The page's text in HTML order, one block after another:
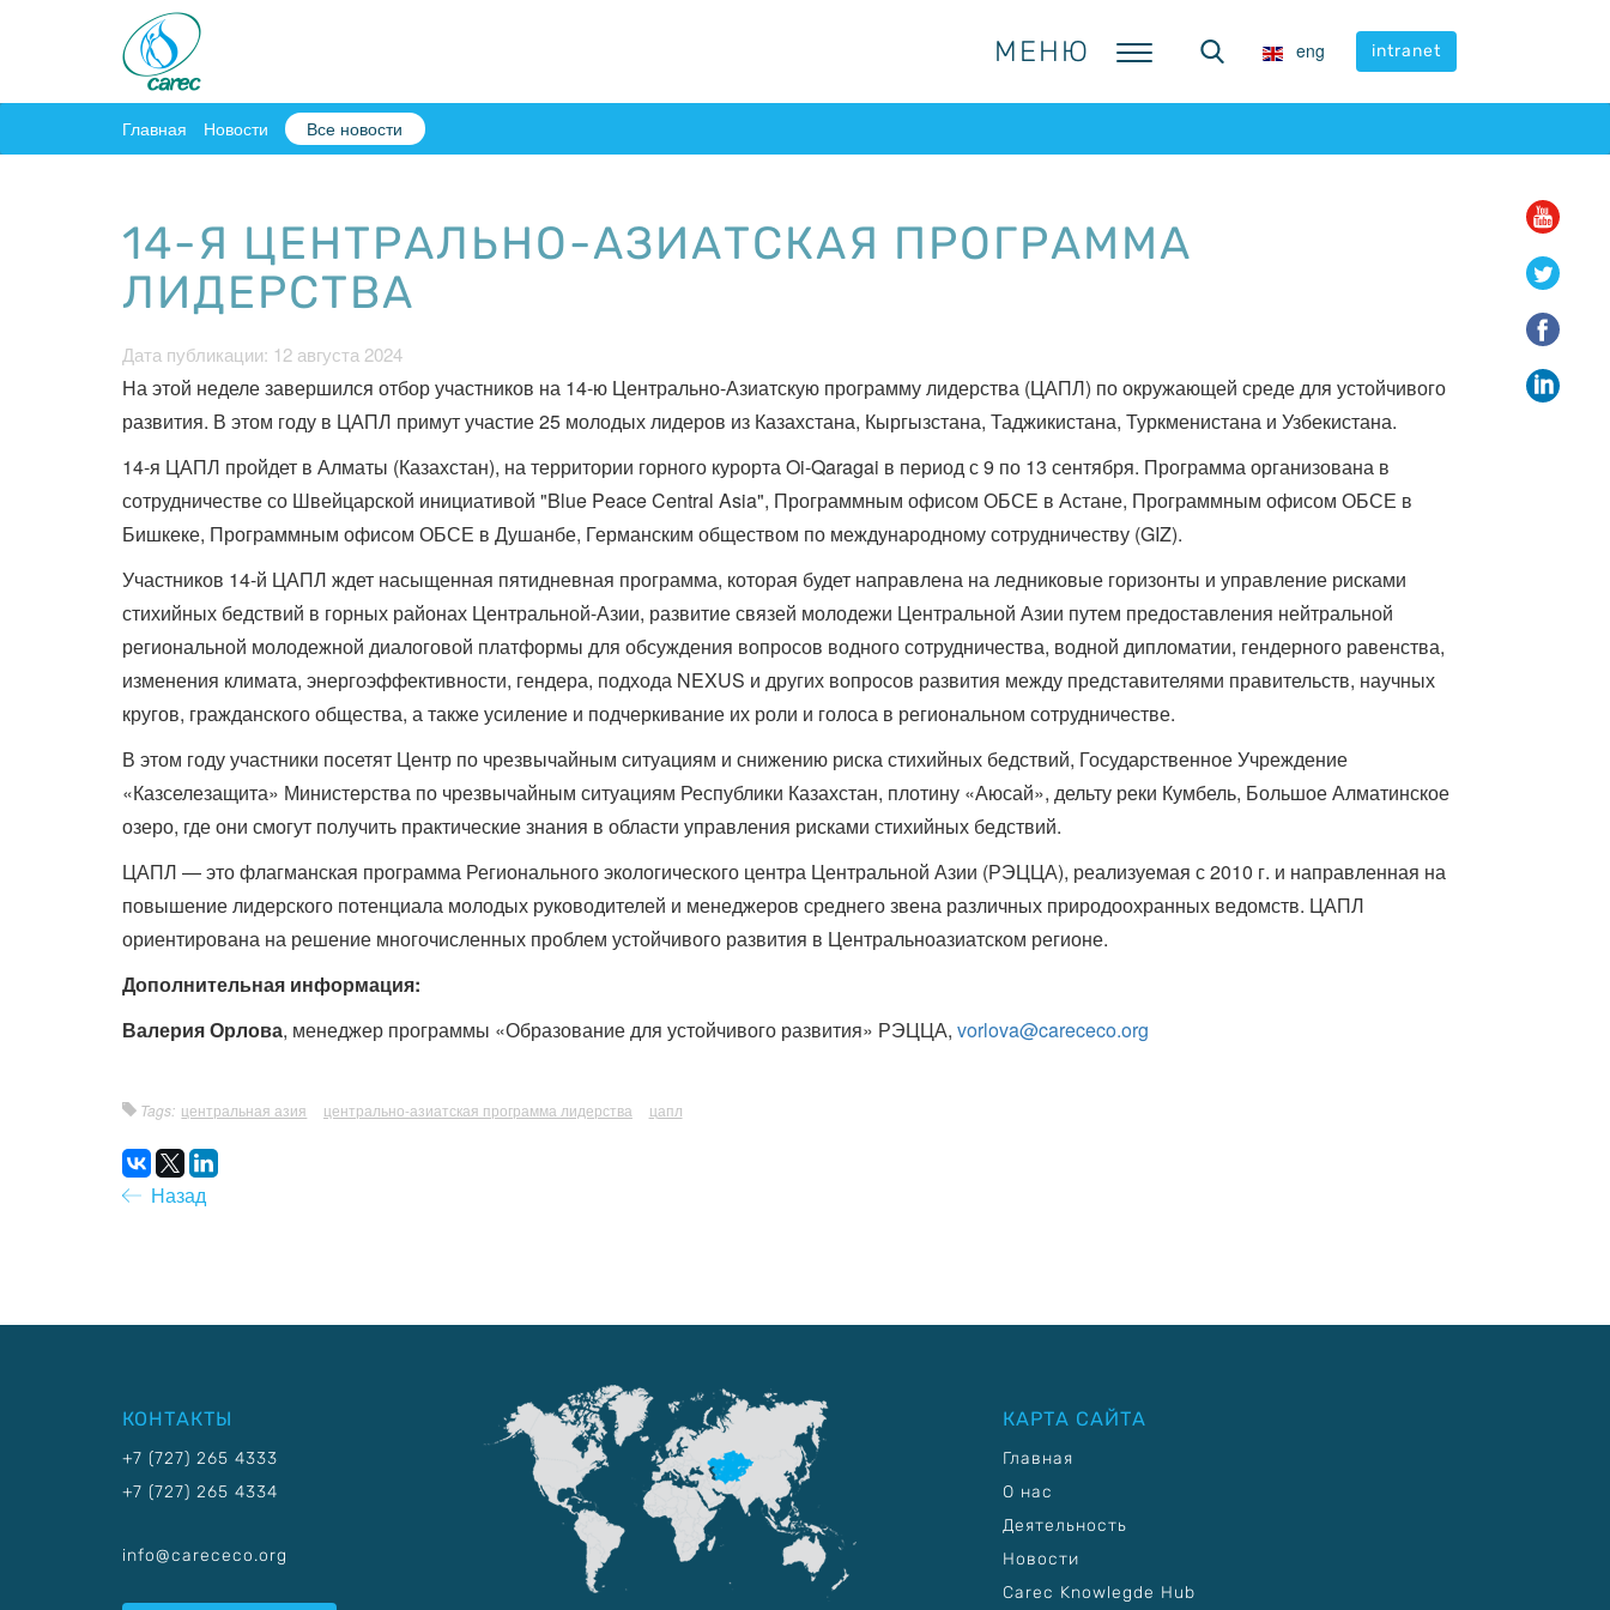
МЕНЮ eng intranet
МЕНЮ eng intranet
Главная Новости Все новости
14-Я ЦЕНТРАЛЬНО-АЗИАТСКАЯ ПРОГРАММА
ЛИДЕРСТВА
Дата публикации: 12 августа 2024
На этой неделе завершился отбор участников на 14-ю Центрально-Азиатскую программу лидерства (ЦАПЛ) по окружающей среде для устойчивого
развития. В этом году в ЦАПЛ примут участие 25 молодых лидеров из Казахстана, Кыргызстана, Таджикистана, Туркменистана и Узбекистана.
14-я ЦАПЛ пройдет в Алматы (Казахстан), на территории горного курорта Oi-Qaragai в период с 9 по 13 сентября. Программа организована в
сотрудничестве со Швейцарской инициативой "Blue Peace Central Asia", Программным офисом ОБСЕ в Астане, Программным офисом ОБСЕ в
Бишкеке, Программным офисом ОБСЕ в Душанбе, Германским обществом по международному сотрудничеству (GIZ).
Участников 14-й ЦАПЛ ждет насыщенная пятидневная программа, которая будет направлена на ледниковые горизонты и управление рисками
стихийных бедствий в горных районах Центральной-Азии, развитие связей молодежи Центральной Азии путем предоставления нейтральной
региональной молодежной диалоговой платформы для обсуждения вопросов водного сотрудничества, водной дипломатии, гендерного равенства,
изменения климата, энергоэффективности, гендера, подхода NEXUS и других вопросов развития между представителями правительств, научных
кругов, гражданского общества, а также усиление и подчеркивание их роли и голоса в региональном сотрудничестве.
В этом году участники посетят Центр по чрезвычайным ситуациям и снижению риска стихийных бедствий, Государственное Учреждение
«Казселезащита» Министерства по чрезвычайным ситуациям Республики Казахстан, плотину «Аюсай», дельту реки Кумбель, Большое Алматинское
озеро, где они смогут получить практические знания в области управления рисками стихийных бедствий.
ЦАПЛ — это флагманская программа Регионального экологического центра Центральной Азии (РЭЦЦА), реализуемая с 2010 г. и направленная на
повышение лидерского потенциала молодых руководителей и менеджеров среднего звена различных природоохранных ведомств. ЦАПЛ
ориентирована на решение многочисленных проблем устойчивого развития в Центральноазиатском регионе.
Дополнительная информация:
Валерия Орлова, менеджер программы «Образование для устойчивого развития» РЭЦЦА, vorlova@carececo.org
Tags: центральная азия центрально-азиатская программа лидерства цапл
Назад
КОНТАКТЫ
+7 (727) 265 4333
+7 (727) 265 4334
info@carececo.org
КАРТА САЙТА
Главная
О нас
Деятельность
Новости
Carec Knowlegde Hub